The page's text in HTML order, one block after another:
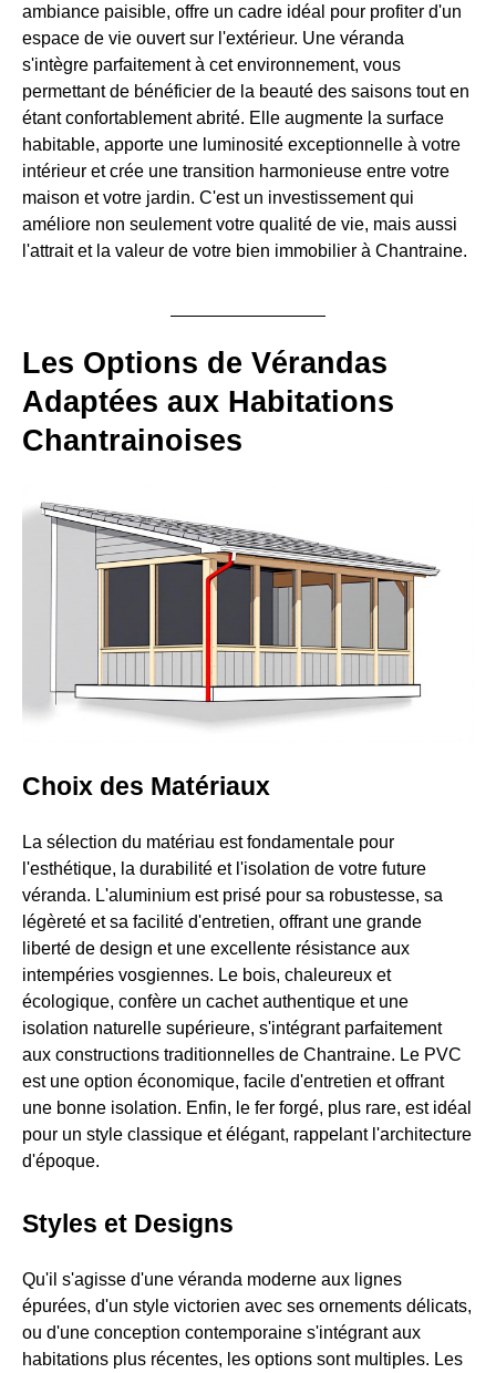
ambiance paisible, offre un cadre idéal pour profiter d'un
espace de vie ouvert sur l'extérieur. Une véranda
s'intègre parfaitement à cet environnement, vous
permettant de bénéficier de la beauté des saisons tout en
étant confortablement abrité. Elle augmente la surface
habitable, apporte une luminosité exceptionnelle à votre
intérieur et crée une transition harmonieuse entre votre
maison et votre jardin. C'est un investissement qui
améliore non seulement votre qualité de vie, mais aussi
l'attrait et la valeur de votre bien immobilier à Chantraine.
Les Options de Vérandas
Adaptées aux Habitations
Chantrainoises
Choix des Matériaux
La sélection du matériau est fondamentale pour
l'esthétique, la durabilité et l'isolation de votre future
véranda. L'aluminium est prisé pour sa robustesse, sa
légèreté et sa facilité d'entretien, offrant une grande
liberté de design et une excellente résistance aux
intempéries vosgiennes. Le bois, chaleureux et
écologique, confère un cachet authentique et une
isolation naturelle supérieure, s'intégrant parfaitement
aux constructions traditionnelles de Chantraine. Le PVC
est une option économique, facile d'entretien et offrant
une bonne isolation. Enfin, le fer forgé, plus rare, est idéal
pour un style classique et élégant, rappelant l'architecture
d'époque.
Styles et Designs
Qu'il s'agisse d'une véranda moderne aux lignes
épurées, d'un style victorien avec ses ornements délicats,
ou d'une conception contemporaine s'intégrant aux
habitations plus récentes, les options sont multiples. Les